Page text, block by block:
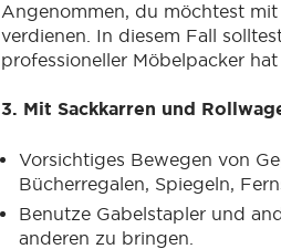
Angenommen, du möchtest
verdienen. In diesem Fall
professioneller Möbelpacker
3. Mit Sackkarren und
Vorsichtiges Bewegen von
Bücherregalen, Spiegeln,
Benutze Gabelstapler und
anderen zu bringen.